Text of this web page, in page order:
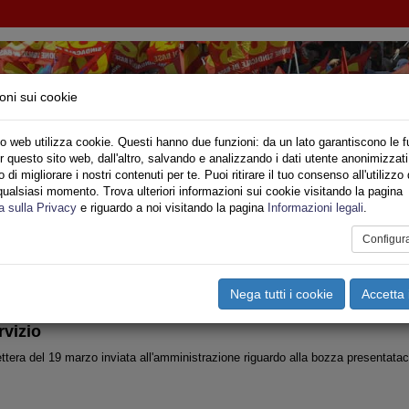
SINDACALE DI BASE SETTORE VIGILI DEL
Privato Territori Sociale Speciali Multimedia
del 19 marzo inviata all'amministrazione riguardo alla bozza
sui cookie
web utilizza cookie. Questi hanno due funzioni: da un lato garantiscono le
questo sito web, dall'altro, salvando e analizzando i dati utente
di migliorare i nostri contenuti per te. Puoi ritirare il tuo consenso all'utilizzo
momento. Trova ulteriori informazioni sui cookie visitando la pagina
sulla Privacy e riguardo a noi visitando la pagina Informazioni legali.
Nega tutti i cookie Accetta